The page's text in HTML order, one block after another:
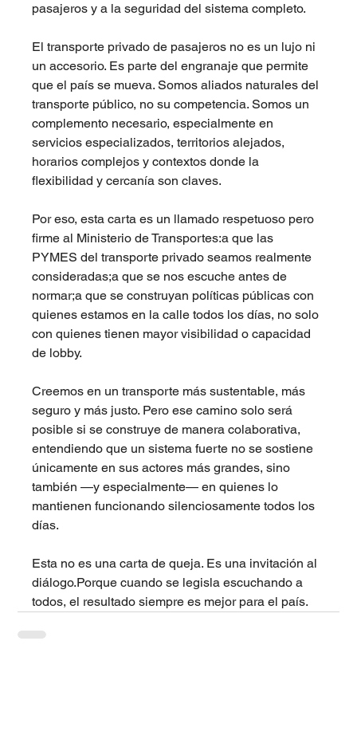
pasajeros y a la seguridad del sistema completo.
El transporte privado de pasajeros no es un lujo ni
un accesorio. Es parte del engranaje que permite
que el país se mueva. Somos aliados naturales del
transporte público, no su competencia. Somos un
complemento necesario, especialmente en
servicios especializados, territorios alejados,
horarios complejos y contextos donde la
flexibilidad y cercanía son claves.
Por eso, esta carta es un llamado respetuoso pero
firme al Ministerio de Transportes:a que las
PYMES del transporte privado seamos realmente
consideradas;a que se nos escuche antes de
normar;a que se construyan políticas públicas con
quienes estamos en la calle todos los días, no solo
con quienes tienen mayor visibilidad o capacidad
de lobby.
Creemos en un transporte más sustentable, más
seguro y más justo. Pero ese camino solo será
posible si se construye de manera colaborativa,
entendiendo que un sistema fuerte no se sostiene
únicamente en sus actores más grandes, sino
también —y especialmente— en quienes lo
mantienen funcionando silenciosamente todos los
días.
Esta no es una carta de queja. Es una invitación al
diálogo.Porque cuando se legisla escuchando a
todos, el resultado siempre es mejor para el país.